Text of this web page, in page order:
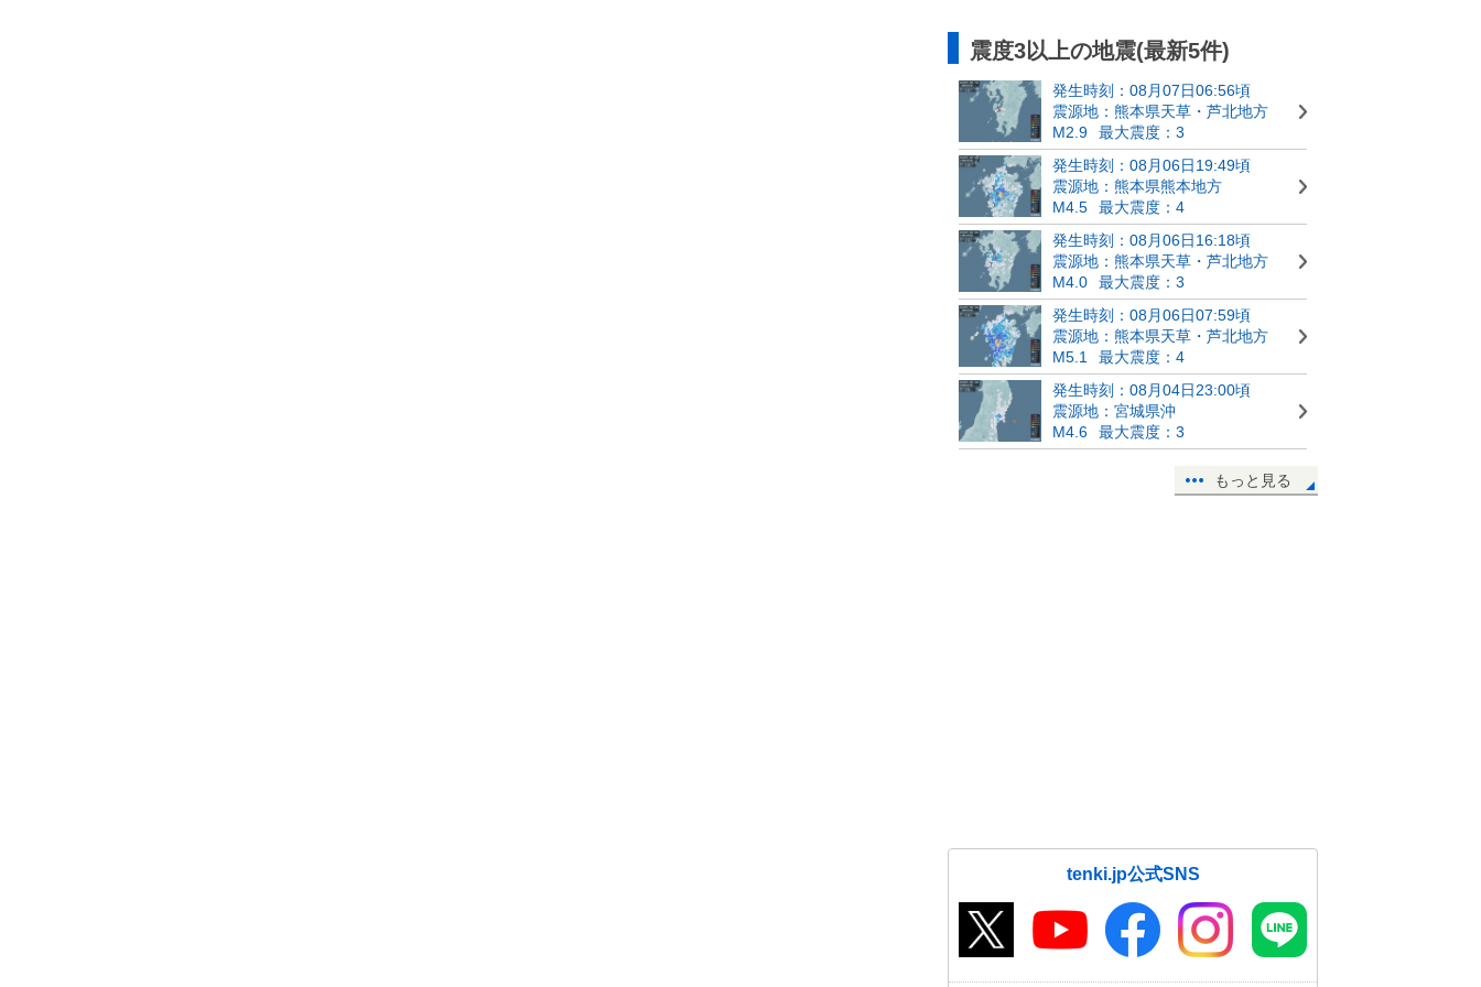
震度3以上の地震(最新5件)
発生時刻：08月07日06:56頃
震源地：熊本県天草・芦北地方
M2.9
最大震度：3
発生時刻：08月06日19:49頃
震源地：熊本県熊本地方
M4.5
最大震度：4
発生時刻：08月06日16:18頃
震源地：熊本県天草・芦北地方
M4.0
最大震度：3
発生時刻：08月06日07:59頃
震源地：熊本県天草・芦北地方
M5.1
最大震度：4
発生時刻：08月04日23:00頃
震源地：宮城県沖
M4.6
最大震度：3
もっと見る
tenki.jp公式SNS